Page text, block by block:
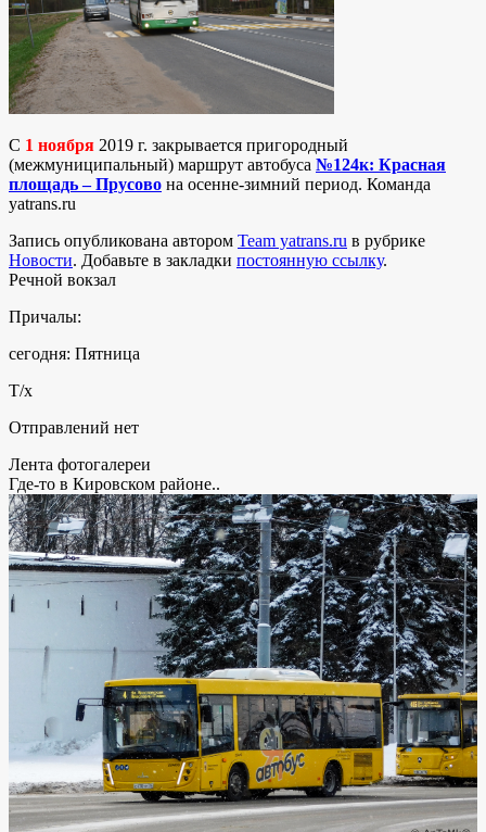
С 1 ноября 2019 г. закрывается пригородный
(межмуниципальный) маршрут автобуса №124к: Красная
площадь – Прусово на осенне-зимний период. Команда
yatrans.ru
Запись опубликована автором Team yatrans.ru в рубрике
Новости. Добавьте в закладки постоянную ссылку.
Речной вокзал
Причалы:
сегодня: Пятница
Т/х
Отправлений нет
Лента фотогалереи
Где-то в Кировском районе..